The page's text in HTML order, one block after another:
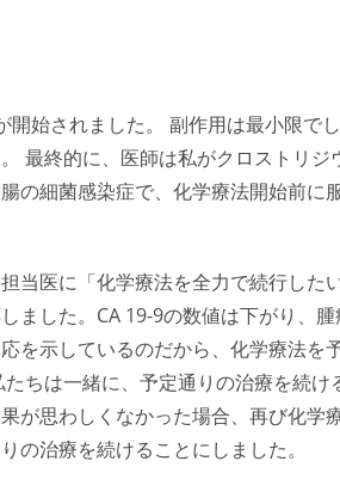
開始されました。 副作用は最小限で
最終的に、医師は私がクロストリ
の細菌感染症で、化学療法開始前に
当医に「化学療法を全力で続行した
ました。CA 19-9の数値は下がり、
を示しているのだから、化学療法を
ちは一緒に、予定通りの治療を続
が思わしくなかった場合、再び化学
の治療を続けることにしました。